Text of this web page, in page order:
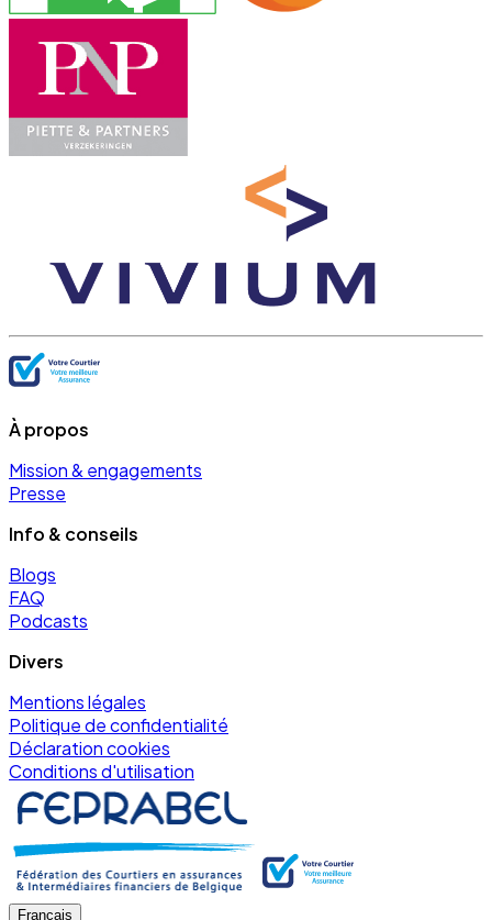
À propos
Mission & engagements
Presse
Info & conseils
Blogs
FAQ
Podcasts
Divers
Mentions légales
Politique de confidentialité
Déclaration cookies
Conditions d'utilisation
Français